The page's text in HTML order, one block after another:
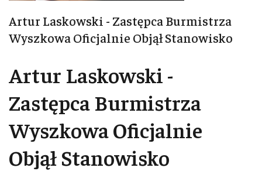
Artur Laskowski - Zastępca Burmistrza
Wyszkowa Oficjalnie Objął Stanowisko
Artur Laskowski -
Zastępca Burmistrza
Wyszkowa Oficjalnie
Objął Stanowisko